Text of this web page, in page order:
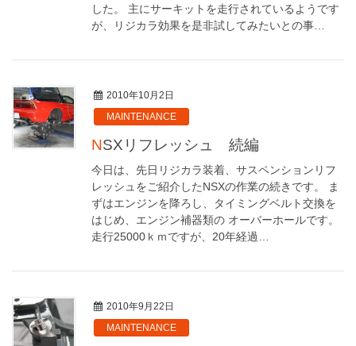
した。 主にサーキットを走行されているようです
が、リジカラ効果を是非試してみたいとの事…
2010年10月2日
MAINTENANCE
NSXリフレッシュ 続編
今日は、先日リジカラ装着、サスペンションリフ
レッシュをご紹介したNSXの作業の続きです。 ま
ずはエンジンを降ろし、タイミングベルト交換を
はじめ、エンジン補器類の オーバーホールです。
走行25000ｋｍですが、20年経過…
2010年9月22日
MAINTENANCE